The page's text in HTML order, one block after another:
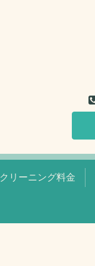
クリーニング料金